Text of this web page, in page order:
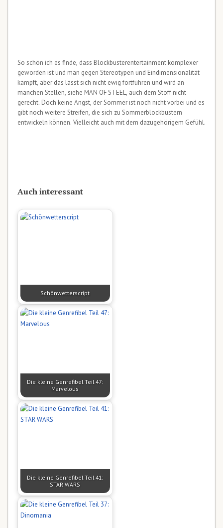
So schön ich es finde, dass Blockbusterentertainment komplexer
geworden ist und man gegen Stereotypen und Eindimensionalität
kämpft, aber das lässt sich nicht ewig fortführen und wird an
manchen Stellen, siehe MAN OF STEEL, auch dem Stoff nicht
gerecht. Doch keine Angst, der Sommer ist noch nicht vorbei und es
gibt noch weitere Streifen, die sich zu Sommerblockbustern
entwickeln können. Vielleicht auch mit dem dazugehörigem Gefühl.
Auch interessant
Schönwetterscript
Die kleine Genrefibel Teil 47:
Marvelous
Die kleine Genrefibel Teil 41:
STAR WARS